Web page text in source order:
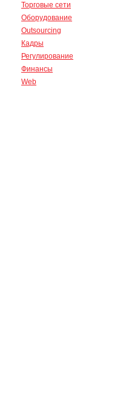
Торговые сети
Оборудование
Outsourcing
Кадры
Регулирование
Финансы
Web